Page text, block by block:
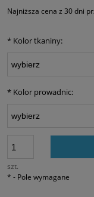
Najniższa cena z 30 dni
* Kolor tkaniny:
* Kolor prowadnic:
szt.
* - Pole wymagane